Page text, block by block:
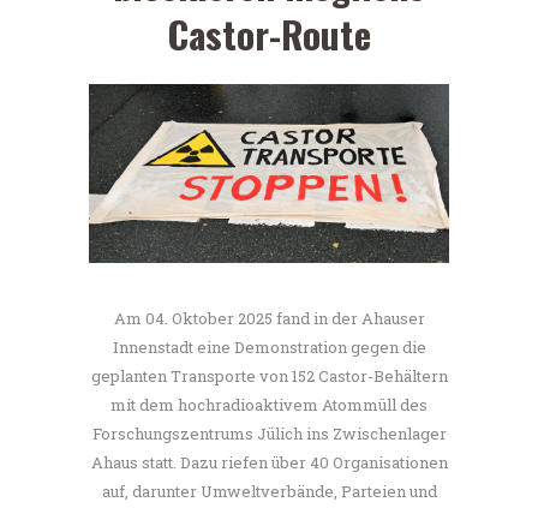
Castor-Route
Am 04. Oktober 2025 fand in der Ahauser
Innenstadt eine Demonstration gegen die
geplanten Transporte von 152 Castor-Behältern
mit dem hochradioaktivem Atommüll des
Forschungszentrums Jülich ins Zwischenlager
Ahaus statt. Dazu riefen über 40 Organisationen
auf, darunter Umweltverbände, Parteien und